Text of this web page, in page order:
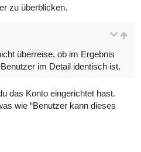
zu überblicken.
überreise, ob im Ergebnis
im Detail identisch ist.
das Konto eingerichtet hast.
wie “Benutzer kann dieses